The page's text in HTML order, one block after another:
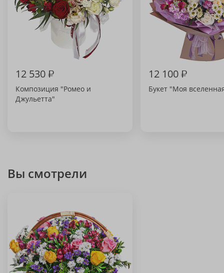
12 530₽
Композиция "Ромео и
Джульетта"
12 100₽
Букет "Моя
Вы смотрели